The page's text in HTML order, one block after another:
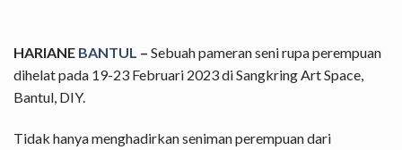
HARIANE BANTUL – Sebuah pameran seni rupa perempuan
dihelat pada 19-23 Februari 2023 di Sangkring Art Space,
Bantul, DIY.
Tidak hanya menghadirkan seniman perempuan dari